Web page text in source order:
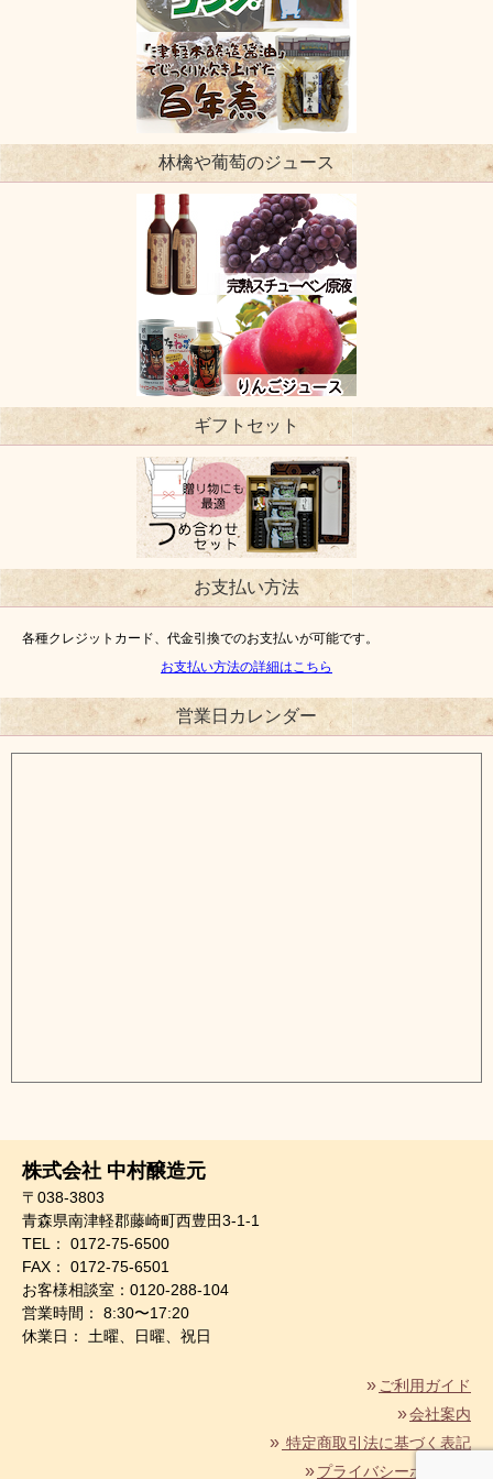
林檎や葡萄のジュース
ギフトセット
お支払い方法
各種クレジットカード、代金引換でのお支払いが可能です。
お支払い方法の詳細はこちら
営業日カレンダー
株式会社 中村醸造元
〒038-3803
青森県南津軽郡藤崎町西豊田3-1-1
TEL： 0172-75-6500
FAX： 0172-75-6501
お客様相談室：0120-288-104
営業時間： 8:30〜17:20
休業日： 土曜、日曜、祝日
ご利用ガイド
会社案内
特定商取引法に基づく表記
プライバシーポリシー